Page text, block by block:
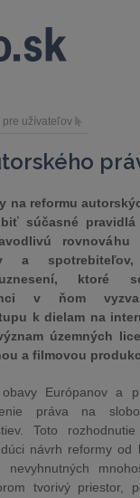
pre užívateľov
na reformu
súčasné pravidlá
rovnováhu
a
ktoré
v ňom
k dielam na
územných
a filmovou
Európanov a
práva na
Toto
návrh reformy od
tvorivý priestor,